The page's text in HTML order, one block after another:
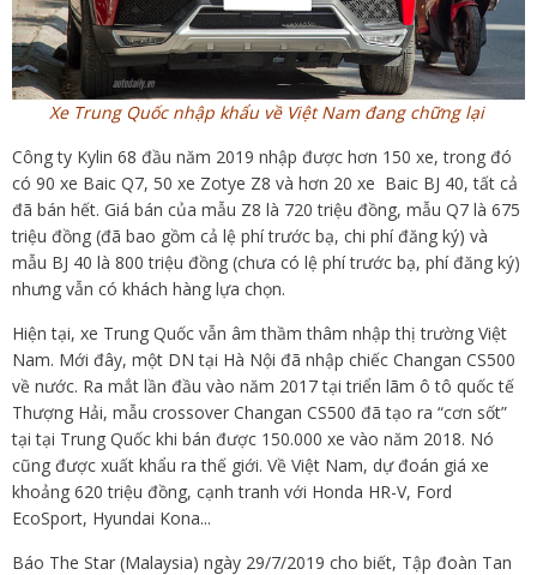
Xe Trung Quốc nhập khẩu về Việt Nam đang chững lại
Công ty Kylin 68 đầu năm 2019 nhập được hơn 150 xe, trong đó
có 90 xe Baic Q7, 50 xe Zotye Z8 và hơn 20 xe Baic BJ 40, tất cả
đã bán hết. Giá bán của mẫu Z8 là 720 triệu đồng, mẫu Q7 là 675
triệu đồng (đã bao gồm cả lệ phí trước bạ, chi phí đăng ký) và
mẫu BJ 40 là 800 triệu đồng (chưa có lệ phí trước bạ, phí đăng ký)
nhưng vẫn có khách hàng lựa chọn.
Hiện tại, xe Trung Quốc vẫn âm thầm thâm nhập thị trường Việt
Nam. Mới đây, một DN tại Hà Nội đã nhập chiếc Changan CS500
về nước. Ra mắt lần đầu vào năm 2017 tại triển lãm ô tô quốc tế
Thượng Hải, mẫu crossover Changan CS500 đã tạo ra “cơn sốt”
tại tại Trung Quốc khi bán được 150.000 xe vào năm 2018. Nó
cũng được xuất khẩu ra thế giới. Về Việt Nam, dự đoán giá xe
khoảng 620 triệu đồng, cạnh tranh với Honda HR-V, Ford
EcoSport, Hyundai Kona...
Báo The Star (Malaysia) ngày 29/7/2019 cho biết, Tập đoàn Tan